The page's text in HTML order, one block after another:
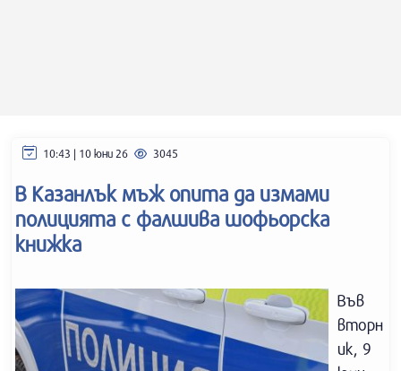
10:43 | 10 юни 26 3045
В Казанлък мъж опита да измами
полицията с фалшива шофьорска
книжка
Във
вторн
ик, 9